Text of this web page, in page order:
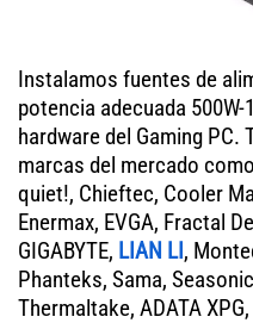
Instalamos fuentes de
potencia adecuada
hardware del Gaming
marcas del mercado como
quiet!, Chieftec, Cooler
Enermax, EVGA, Fractal
GIGABYTE, LIAN LI,
Phanteks, Sama,
Thermaltake, ADATA